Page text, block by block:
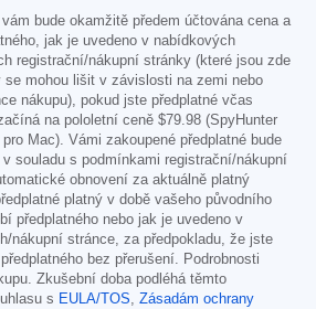
bude okamžitě předem účtována cena a
jak je uvedeno v nabídkových
registrační/nákupní stránky (které jsou zde
se mohou lišit v závislosti na zemi nebo
nákupu), pokud jste předplatné včas
na pololetní ceně $79.98 (SpyHunter
Mac). Vámi zakoupené předplatné bude
v souladu s podmínkami registrační/nákupní
obnovení za aktuálně platný
platný v době vašeho původního
předplatného nebo jak je uvedeno v
nákupní stránce, za předpokladu, že jste
bez přerušení. Podrobnosti
Zkušební doba podléhá těmto
s EULA/TOS, Zásadám ochrany